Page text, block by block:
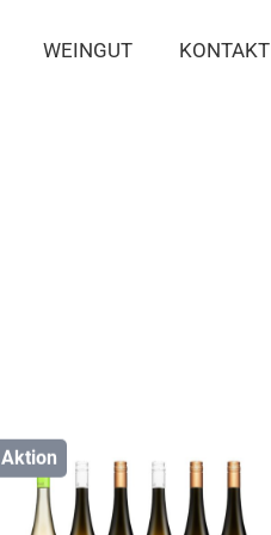
WEINGUT KONTAKT
Aktion